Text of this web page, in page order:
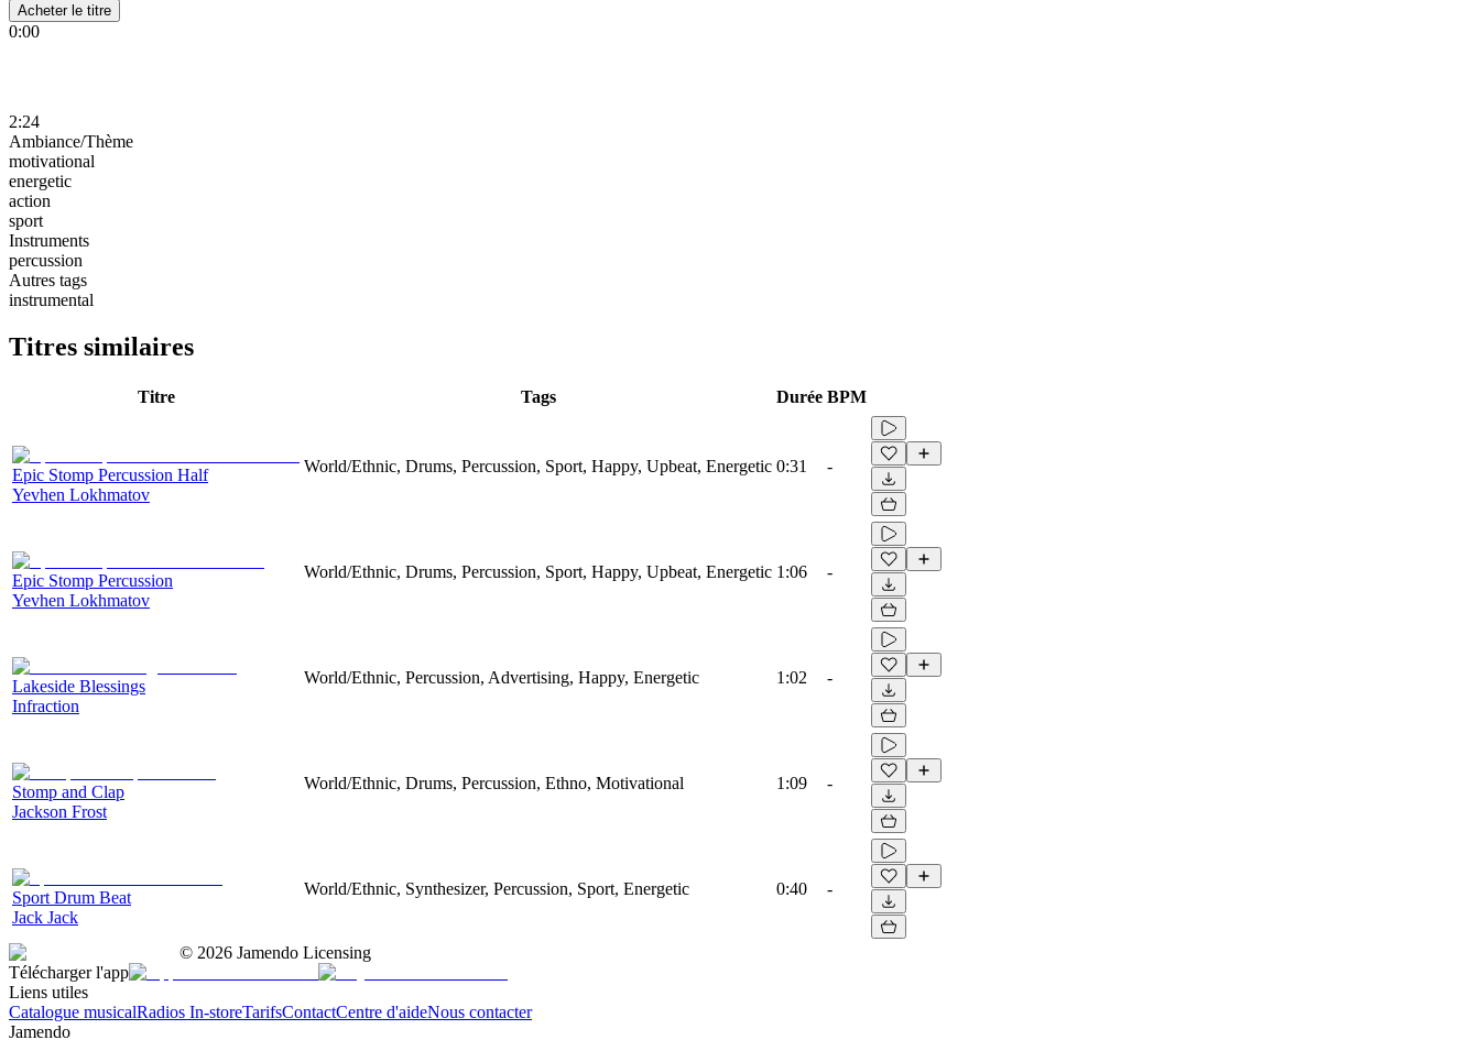
Acheter le titre
0:00
2:24
Ambiance/Thème
motivational
energetic
action
sport
Instruments
percussion
Autres tags
instrumental
Titres similaires
Titre Tags Durée BPM
Epic Stomp Percussion Half
Yevhen Lokhmatov
World/Ethnic, Drums, Percussion, Sport, Happy, Upbeat, Energetic 0:31 -
Epic Stomp Percussion
Yevhen Lokhmatov
World/Ethnic, Drums, Percussion, Sport, Happy, Upbeat, Energetic 1:06 -
Lakeside Blessings
Infraction
World/Ethnic, Percussion, Advertising, Happy, Energetic 1:02 -
Stomp and Clap
Jackson Frost
World/Ethnic, Drums, Percussion, Ethno, Motivational 1:09 -
Sport Drum Beat
Jack Jack
World/Ethnic, Synthesizer, Percussion, Sport, Energetic 0:40 -
© 2026 Jamendo Licensing
Télécharger l'app
Liens utiles
Catalogue musicalRadios In-storeTarifsContactCentre d'aideNous contacter
Jamendo